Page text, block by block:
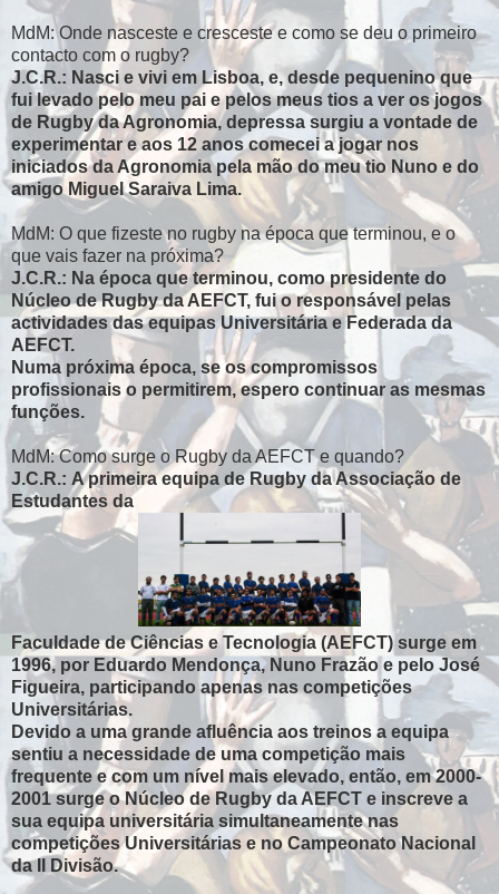
MdM: Onde nasceste e cresceste e como se deu o primeiro
contacto com o rugby?
J.C.R.: Nasci e vivi em Lisboa, e, desde pequenino que
fui levado pelo meu pai e pelos meus tios a ver os jogos
de Rugby da Agronomia, depressa surgiu a vontade de
experimentar e aos 12 anos comecei a jogar nos
iniciados da Agronomia pela mão do meu tio Nuno e do
amigo Miguel Saraiva Lima.
MdM: O que fizeste no rugby na época que terminou, e o
que vais fazer na próxima?
J.C.R.: Na época que terminou, como presidente do
Núcleo de Rugby da AEFCT, fui o responsável pelas
actividades das equipas Universitária e Federada da
AEFCT.
Numa próxima época, se os compromissos
profissionais o permitirem, espero continuar as mesmas
funções.
MdM: Como surge o Rugby da AEFCT e quando?
J.C.R.: A primeira equipa de Rugby da Associação de
Estudantes da
Faculdade de Ciências e Tecnologia (AEFCT) surge em
1996, por Eduardo Mendonça, Nuno Frazão e pelo José
Figueira, participando apenas nas competições
Universitárias.
Devido a uma grande afluência aos treinos a equipa
sentiu a necessidade de uma competição mais
frequente e com um nível mais elevado, então, em 2000-
2001 surge o Núcleo de Rugby da AEFCT e inscreve a
sua equipa universitária simultaneamente nas
competições Universitárias e no Campeonato Nacional
da II Divisão.